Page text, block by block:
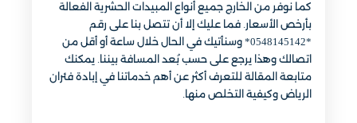
كما نوفر من الخارج جميع أنواع المبيدات الحشرية الفعالة
بأرخص الأسعار. فما عليك إلا أن تتصل بنا على رقم
*0548145142* وسنأتيك في الحال خلال ساعة أو أقل من
اتصالك وهذا يرجع على حسب بُعد المسافة بيننا. يمكنك
متابعة المقالة للتعرف أكثر عن أهم خدماتنا في إبادة فئران
الرياض وكيفية التخلص منها.